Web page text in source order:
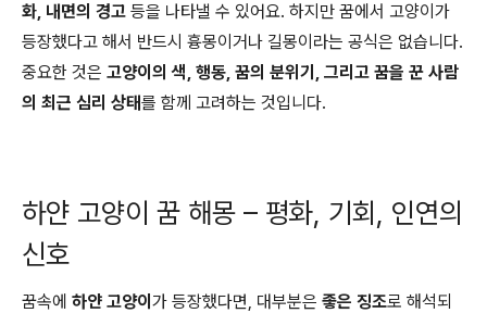
화, 내면의 경고 등을 나타낼 수 있어요. 하지만 꿈에서 고양이가
등장했다고 해서 반드시 흉몽이거나 길몽이라는 공식은 없습니다.
중요한 것은 고양이의 색, 행동, 꿈의 분위기, 그리고 꿈을 꾼 사람
의 최근 심리 상태를 함께 고려하는 것입니다.
하얀 고양이 꿈 해몽 – 평화, 기회, 인연의
신호
꿈속에 하얀 고양이 가 등장했다면, 대부분은 좋은 징조로 해석되